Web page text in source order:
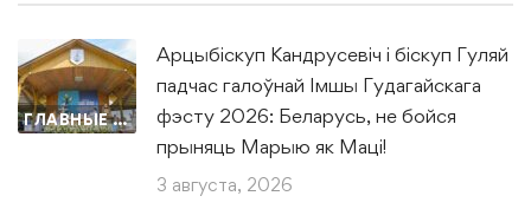
ГЛАВНЫЕ НОВОСТИ
Арцыбіскуп Кандрусевіч і біскуп Гуляй
падчас галоўнай Імшы Гудагайскага
фэсту 2026: Беларусь, не бойся
прыняць Марыю як Маці!
3 августа, 2026